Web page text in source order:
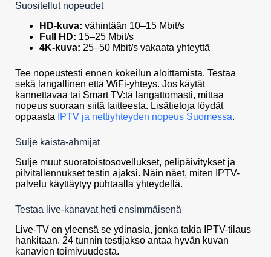
Suositellut nopeudet
HD-kuva: vähintään 10–15 Mbit/s
Full HD: 15–25 Mbit/s
4K-kuva: 25–50 Mbit/s vakaata yhteyttä
Tee nopeustesti ennen kokeilun aloittamista. Testaa
sekä langallinen että WiFi-yhteys. Jos käytät
kannettavaa tai Smart TV:tä langattomasti, mittaa
nopeus suoraan siitä laitteesta. Lisätietoja löydät
oppaasta
IPTV ja nettiyhteyden nopeus Suomessa.
Sulje kaista-ahmijat
Sulje muut suoratoistosovellukset, pelipäivitykset ja
pilvitallennukset testin ajaksi. Näin näet, miten IPTV-
palvelu käyttäytyy puhtaalla yhteydellä.
Testaa live-kanavat heti ensimmäisenä
Live-TV on yleensä se ydinasia, jonka takia IPTV-tilaus
hankitaan. 24 tunnin testijakso antaa hyvän kuvan
kanavien toimivuudesta.